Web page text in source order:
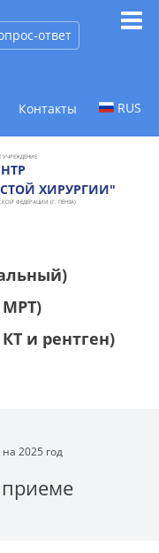
ответ
Контакты RUS
УЧРЕЖДЕНИЕ
ХИРУРГИИ"
ФЕДЕРАЦИИ (Г. ПЕНЗА)
МРТ)
и рентген)
2025 год